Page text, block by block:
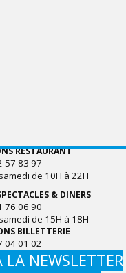
RESTAURANT
57 83 97
de 10H à 22H
& DINERS
76 06 90
de 15H à 18H
BILLETTERIE
04 01 02
LA NEWSLETTER